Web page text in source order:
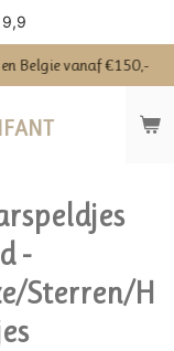
Belgie vanaf €150,-
-
Sterren/H